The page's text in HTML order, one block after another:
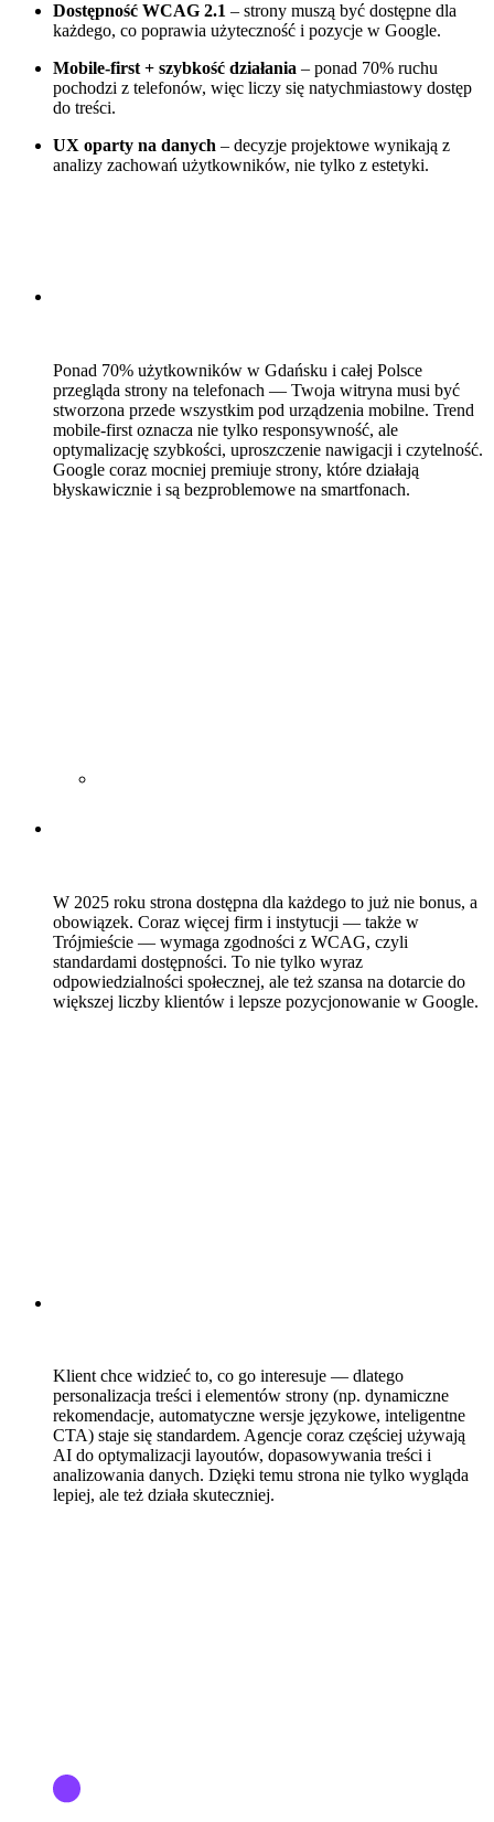
Dostępność WCAG 2.1 – strony muszą być dostępne dla
każdego, co poprawia użyteczność i pozycje w Google.
Mobile-first + szybkość działania – ponad 70% ruchu
pochodzi z telefonów, więc liczy się natychmiastowy dostęp
do treści.
UX oparty na danych – decyzje projektowe wynikają z
analizy zachowań użytkowników, nie tylko z estetyki.
Ponad 70% użytkowników w Gdańsku i całej Polsce
przegląda strony na telefonach — Twoja witryna musi być
stworzona przede wszystkim pod urządzenia mobilne. Trend
mobile-first oznacza nie tylko responsywność, ale
optymalizację szybkości, uproszczenie nawigacji i czytelność.
Google coraz mocniej premiuje strony, które działają
błyskawicznie i są bezproblemowe na smartfonach.
W 2025 roku strona dostępna dla każdego to już nie bonus, a
obowiązek. Coraz więcej firm i instytucji — także w
Trójmieście — wymaga zgodności z WCAG, czyli
standardami dostępności. To nie tylko wyraz
odpowiedzialności społecznej, ale też szansa na dotarcie do
większej liczby klientów i lepsze pozycjonowanie w Google.
Klient chce widzieć to, co go interesuje — dlatego
personalizacja treści i elementów strony (np. dynamiczne
rekomendacje, automatyczne wersje językowe, inteligentne
CTA) staje się standardem. Agencje coraz częściej używają
AI do optymalizacji layoutów, dopasowywania treści i
analizowania danych. Dzięki temu strona nie tylko wygląda
lepiej, ale też działa skuteczniej.